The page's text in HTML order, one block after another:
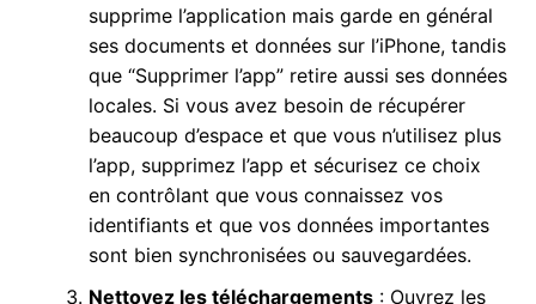
supprime l’application mais garde en général
ses documents et données sur l’iPhone, tandis
que “Supprimer l’app” retire aussi ses données
locales. Si vous avez besoin de récupérer
beaucoup d’espace et que vous n’utilisez plus
l’app, supprimez l’app et sécurisez ce choix
en contrôlant que vous connaissez vos
identifiants et que vos données importantes
sont bien synchronisées ou sauvegardées.
Nettoyez les téléchargements: Ouvrez les